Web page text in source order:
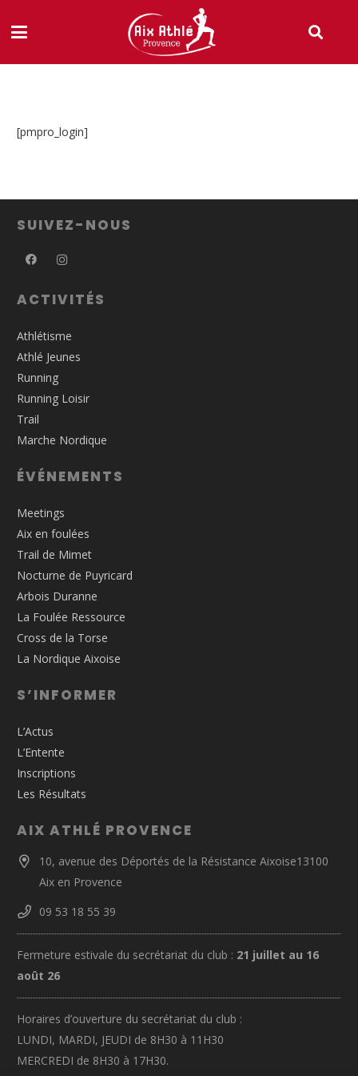
[pmpro_login]
SUIVEZ-NOUS
ACTIVITÉS
Athlétisme
Athlé Jeunes
Running
Running Loisir
Trail
Marche Nordique
ÉVÉNEMENTS
Meetings
Aix en foulées
Trail de Mimet
Nocturne de Puyricard
Arbois Duranne
La Foulée Ressource
Cross de la Torse
La Nordique Aixoise
S’INFORMER
L’Actus
L’Entente
Inscriptions
Les Résultats
AIX ATHLÉ PROVENCE
10, avenue des Déportés de la Résistance Aixoise13100
Aix en Provence
09 53 18 55 39
Fermeture estivale du secrétariat du club : 21 juillet au 16
août 26
Horaires d’ouverture du secrétariat du club :
LUNDI, MARDI, JEUDI de 8H30 à 11H30
MERCREDI de 8H30 à 17H30.